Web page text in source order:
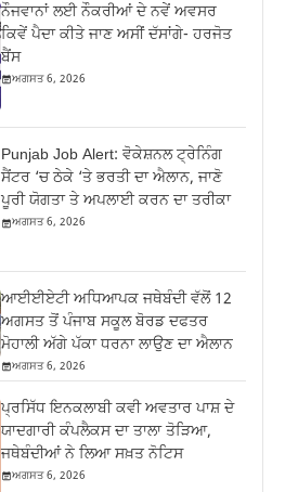
ਨੌਜਵਾਨਾਂ ਲਈ ਨੌਕਰੀਆਂ ਦੇ ਨਵੇਂ ਅਵਸਰ
ਕਿਵੇਂ ਪੈਦਾ ਕੀਤੇ ਜਾਣ ਅਸੀਂ ਦੱਸਾਂਗੇ- ਹਰਜੋਤ
ਬੈਂਸ
ਅਗਸਤ 6, 2026
Punjab Job Alert: ਵੋਕੇਸ਼ਨਲ ਟ੍ਰੇਨਿੰਗ
ਸੈਂਟਰ ‘ਚ ਠੇਕੇ ‘ਤੇ ਭਰਤੀ ਦਾ ਐਲਾਨ, ਜਾਣੋ
ਪੂਰੀ ਯੋਗਤਾ ਤੇ ਅਪਲਾਈ ਕਰਨ ਦਾ ਤਰੀਕਾ
ਅਗਸਤ 6, 2026
ਆਈਈਏਟੀ ਅਧਿਆਪਕ ਜਥੇਬੰਦੀ ਵੱਲੋਂ 12
ਅਗਸਤ ਤੋਂ ਪੰਜਾਬ ਸਕੂਲ ਬੋਰਡ ਦਫਤਰ
ਮੋਹਾਲੀ ਅੱਗੇ ਪੱਕਾ ਧਰਨਾ ਲਾਉਣ ਦਾ ਐਲਾਨ
ਅਗਸਤ 6, 2026
ਪ੍ਰਸਿੱਧ ਇਨਕਲਾਬੀ ਕਵੀ ਅਵਤਾਰ ਪਾਸ਼ ਦੇ
ਯਾਦਗਾਰੀ ਕੰਪਲੈਕਸ ਦਾ ਤਾਲਾ ਤੋੜਿਆ,
ਜਥੇਬੰਦੀਆਂ ਨੇ ਲਿਆ ਸਖ਼ਤ ਨੋਟਿਸ
ਅਗਸਤ 6, 2026